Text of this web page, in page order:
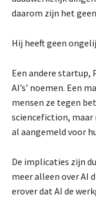
daarom zijn het
Hij heeft geen
Een andere startup,
AI’s’ noemen. Een
mensen ze tegen
sciencefiction, maar
al aangemeld voor
De implicaties zijn
meer alleen over AI
erover dat AI de